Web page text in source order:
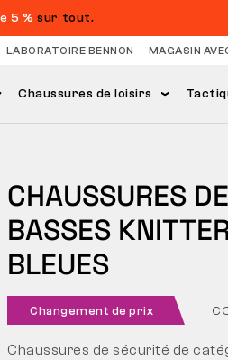
5 % sur tout.
LABORATOIRE BENNON MAGASIN
Chaussures de loisirs
CHAUSSURES
BASSES
BLEUES
Changement de prix
Chaussures de sécurité de